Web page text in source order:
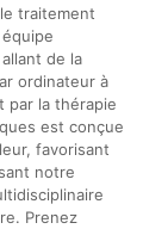
traitement
de la
ordinateur à
par la thérapie
est conçue
favorisant
notre
Prenez